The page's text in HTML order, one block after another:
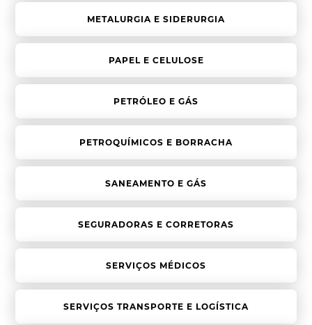
METALURGIA E SIDERURGIA
PAPEL E CELULOSE
PETRÓLEO E GÁS
PETROQUÍMICOS E BORRACHA
SANEAMENTO E GÁS
SEGURADORAS E CORRETORAS
SERVIÇOS MÉDICOS
SERVIÇOS TRANSPORTE E LOGÍSTICA